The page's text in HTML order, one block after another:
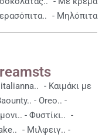
- Μηλόπιτα
- Καιμάκι με
- Oreo.. -
- Φυστίκι.. -
- Μιλφειγ.. -